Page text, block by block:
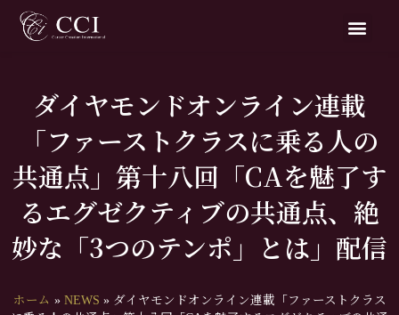
ダイヤモンドオンライン連載
「ファーストクラスに乗る人の
共通点」第十八回「CAを魅了す
るエグゼクティブの共通点、絶
妙な「3つのテンポ」とは」配信
ホーム » NEWS » ダイヤモンドオンライン連載「ファーストクラス